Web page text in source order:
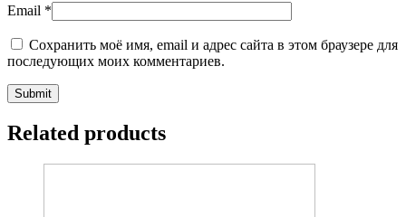
Email *
Сохранить моё имя, email и адрес сайта в этом браузере для
последующих моих комментариев.
Related products